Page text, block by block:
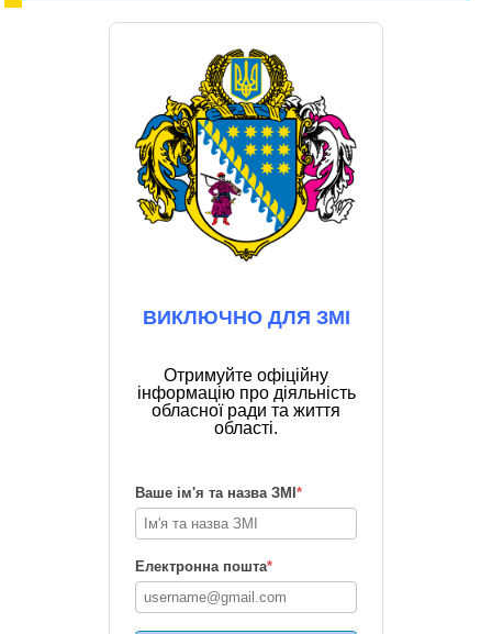
ВИКЛЮЧНО ДЛЯ ЗМІ
Отримуйте офіційну
інформацію про діяльність
обласної ради та життя
області.
Ваше ім'я та назва ЗМІ *
Електронна пошта*